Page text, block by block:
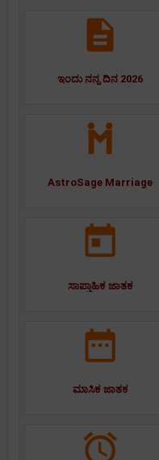
ಇಂದು ನನ್ನ ದಿನ 2026
AstroSage Marriage
ಸಾಪ್ತಾಹಿಕ ಜಾತಕ
ಮಾಸಿಕ ಜಾತಕ